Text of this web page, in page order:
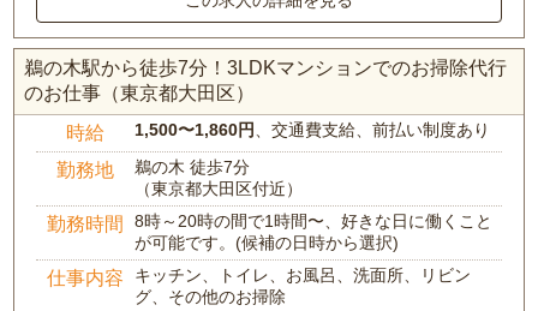
鵜の木駅から徒歩7分！3LDKマンションでのお掃除代行
のお仕事（東京都大田区）
時給 1,500〜1,860円 、交通費支給、前払い制度あり
勤務地
鵜の木 徒歩7分
（東京都大田区付近）
勤務時間
8時～20時の間で1時間〜、好きな日に働くこと
が可能です。(候補の日時から選択)
仕事内容
キッチン、トイレ、お風呂、洗面所、リビン
グ、その他のお掃除